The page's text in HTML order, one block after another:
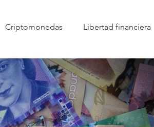
Criptomonedas Libertad financiera